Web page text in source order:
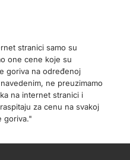
stranici samo su
one cene koje su
goriva na određenoj
ne preuzimamo
na internet stranici i
za cenu na svakoj
goriva."